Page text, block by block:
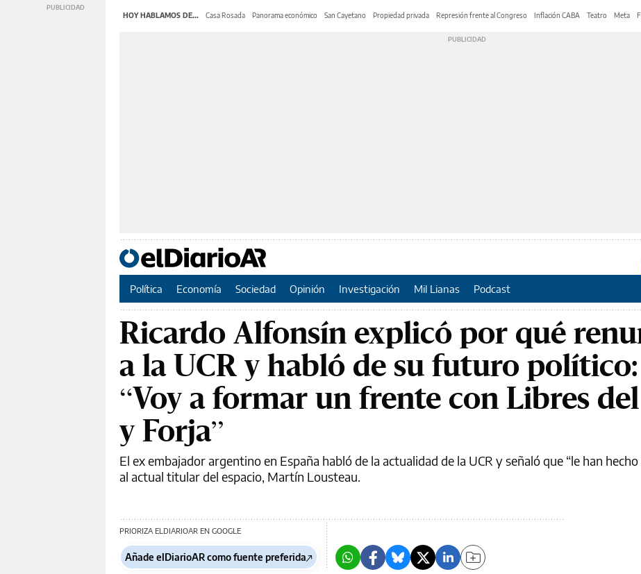
HOY HABLAMOS DE... Casa Rosada Panorama económico San Cayetano Propiedad privada Represión frente al Congreso Inflación CABA Teatro Meta
Política Economía Sociedad Opinión Investigación Mil Lianas Podcast
Ricardo Alfonsín explicó por qué
a la UCR y habló de su futuro político:
“Voy a formar un frente con Libres
y Forja”
El ex embajador argentino en España habló de la actualidad de la UCR y señaló que “le han hecho
al actual titular del espacio, Martín Lousteau.
PRIORIZA ELDIARIOAR EN GOOGLE
Añade elDiarioAR como fuente preferida